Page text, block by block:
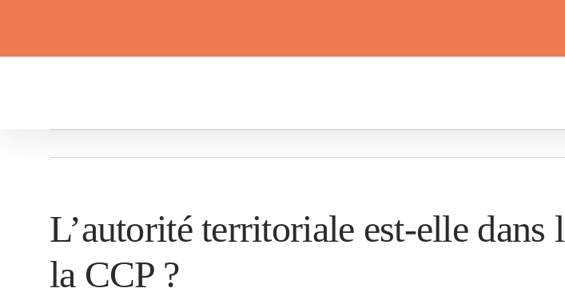
contenu
L’autorité territoriale est-elle dans
la CCP ?